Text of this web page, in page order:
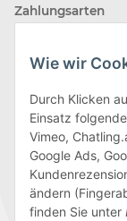
Wie wir
Durch Klicken
Einsatz
Vimeo,
Google Ads,
ändern
finden Sie unter
Zahlungsarten
Wir versenden